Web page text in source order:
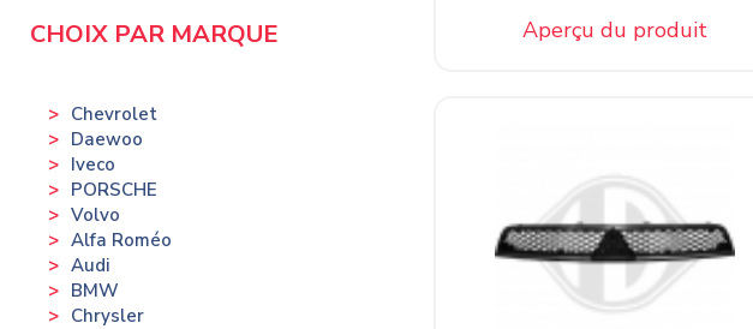
CHOIX PAR MARQUE
Chevrolet
Daewoo
Iveco
PORSCHE
Volvo
Alfa Roméo
Audi
BMW
Chrysler
Aperçu du produit